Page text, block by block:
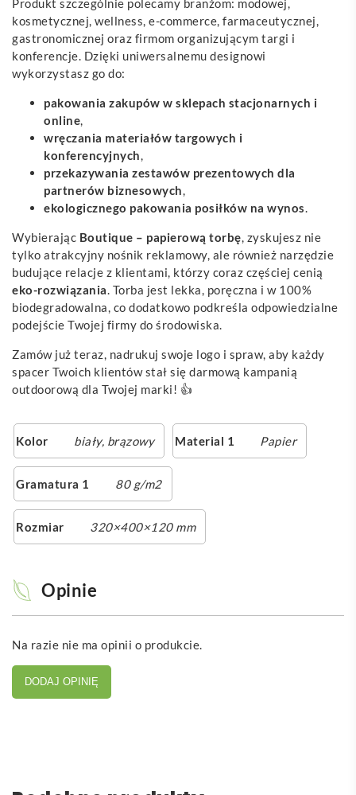
Produkt szczególnie polecamy branżom: modowej,
kosmetycznej, wellness, e-commerce, farmaceutycznej,
gastronomicznej oraz firmom organizującym targi i
konferencje. Dzięki uniwersalnemu designowi
wykorzystasz go do:
pakowania zakupów w sklepach stacjonarnych i
online,
wręczania materiałów targowych i
konferencyjnych,
przekazywania zestawów prezentowych dla
partnerów biznesowych,
ekologicznego pakowania posiłków na wynos.
Wybierając Boutique – papierową torbę, zyskujesz nie
tylko atrakcyjny nośnik reklamowy, ale również narzędzie
budujące relacje z klientami, którzy coraz częściej cenią
eko-rozwiązania. Torba jest lekka, poręczna i w 100%
biodegradowalna, co dodatkowo podkreśla odpowiedzialne
podejście Twojej firmy do środowiska.
Zamów już teraz, nadrukuj swoje logo i spraw, aby każdy
spacer Twoich klientów stał się darmową kampanią
outdoorową dla Twojej marki! 👍
Kolor biały, brązowy Material 1 Papier
Gramatura 1 80 g/m2
Rozmiar 320×400×120 mm
Opinie
Na razie nie ma opinii o produkcie.
DODAJ OPINIĘ